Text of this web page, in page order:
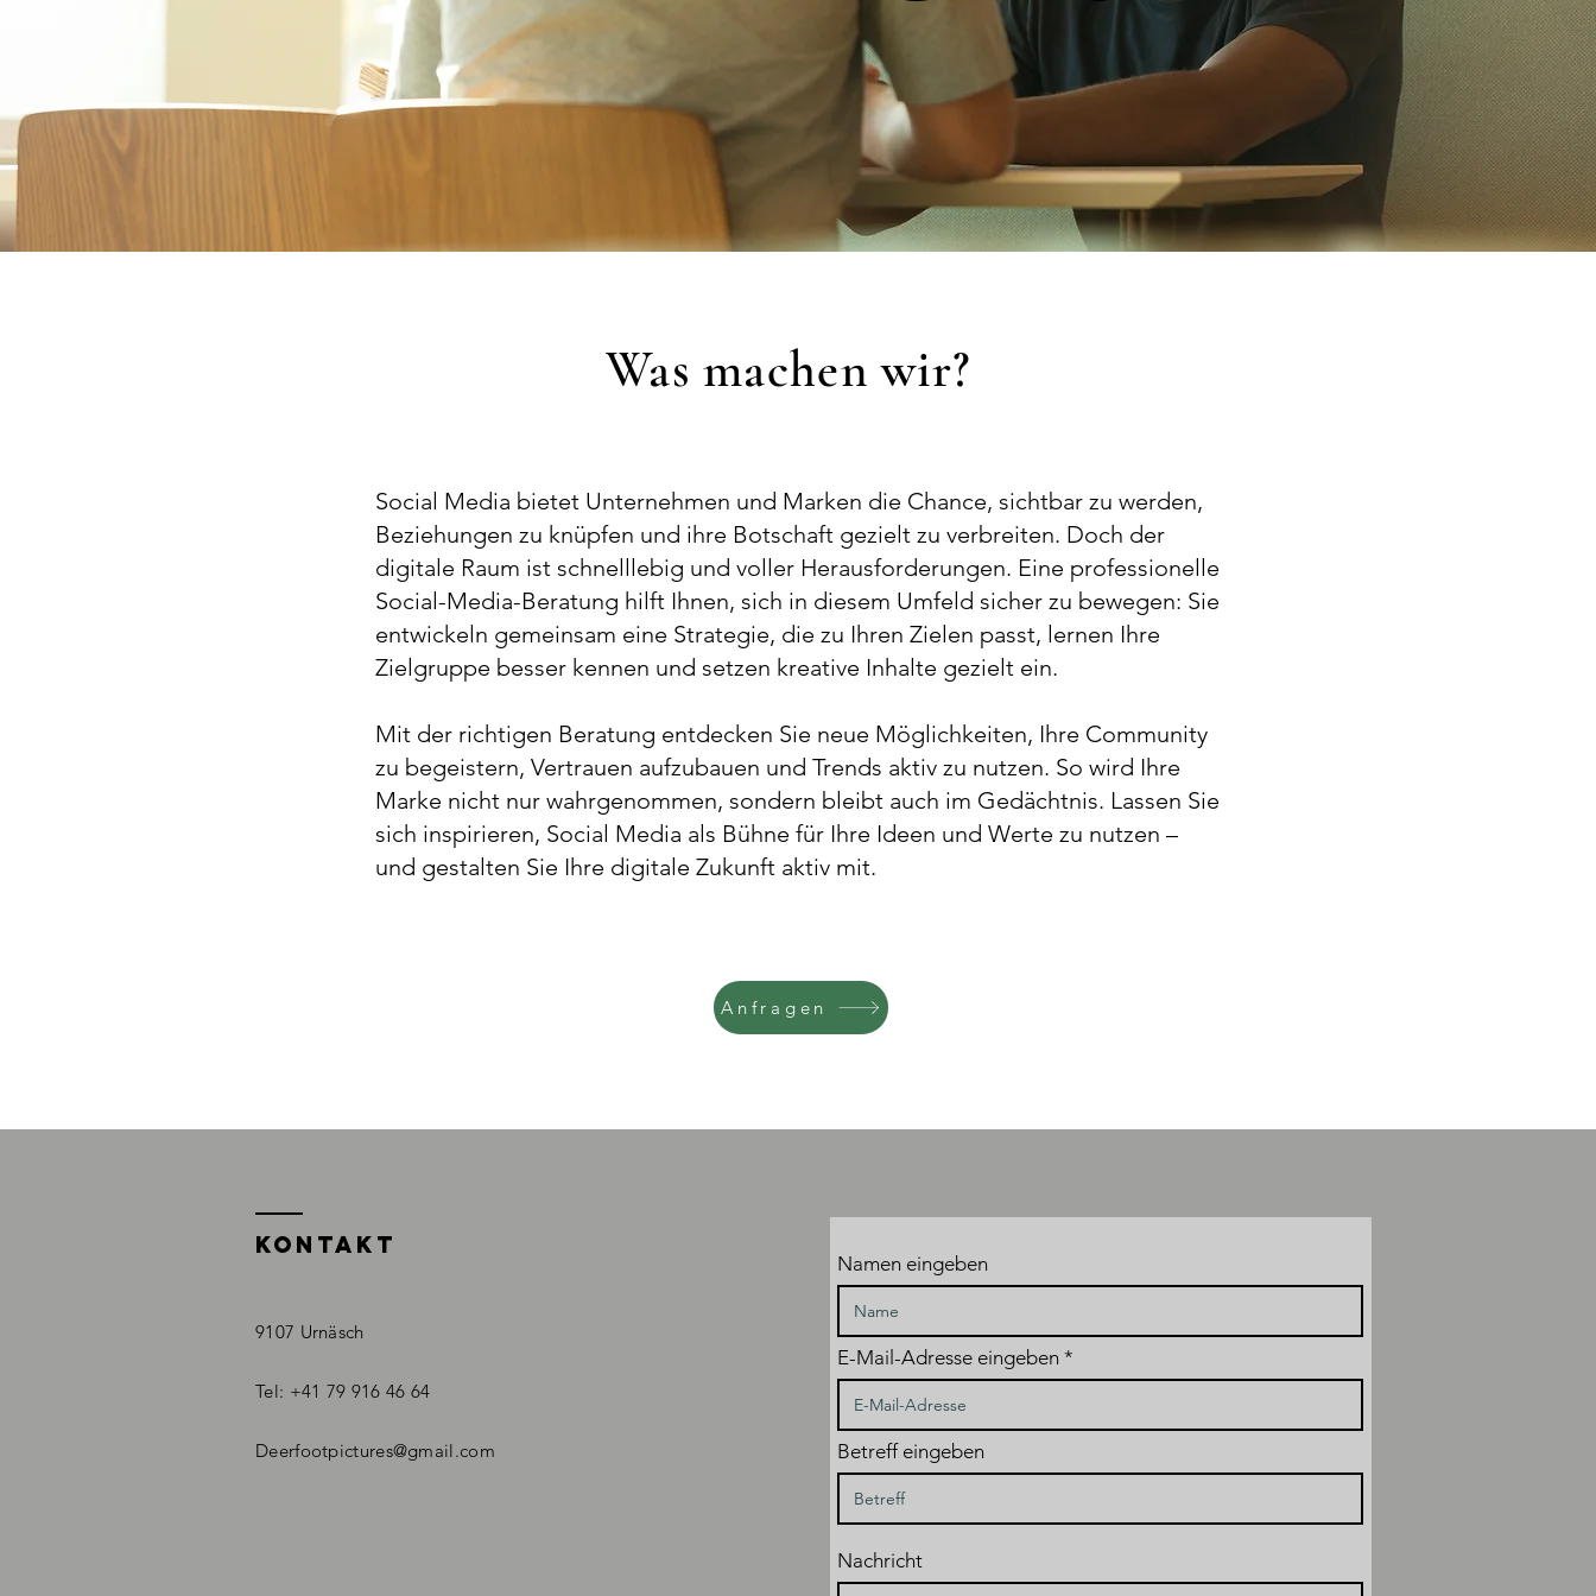
Was machen wir?
Social Media bietet Unternehmen und Marken die Chance, sichtbar zu werden,
Beziehungen zu knüpfen und ihre Botschaft gezielt zu verbreiten. Doch der
digitale Raum ist schnelllebig und voller Herausforderungen. Eine professionelle
Social-Media-Beratung hilft Ihnen, sich in diesem Umfeld sicher zu bewegen: Sie
entwickeln gemeinsam eine Strategie, die zu Ihren Zielen passt, lernen Ihre
Zielgruppe besser kennen und setzen kreative Inhalte gezielt ein.
Mit der richtigen Beratung entdecken Sie neue Möglichkeiten, Ihre Community
zu begeistern, Vertrauen aufzubauen und Trends aktiv zu nutzen. So wird Ihre
Marke nicht nur wahrgenommen, sondern bleibt auch im Gedächtnis. Lassen Sie
sich inspirieren, Social Media als Bühne für Ihre Ideen und Werte zu nutzen –
und gestalten Sie Ihre digitale Zukunft aktiv mit.
Anfragen
KONTAKT
9107 Urnäsch
Tel: +41 79 916 46 64
Deerfootpictures@gmail.com
Namen eingeben
E-Mail-Adresse eingeben
Betreff eingeben
Nachricht